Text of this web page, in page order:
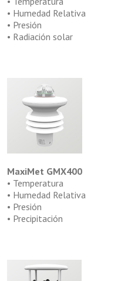
• Humedad Relativa
• Presión
• Radiación solar
MaxiMet GMX400
• Temperatura
• Humedad Relativa
• Presión
• Precipitación